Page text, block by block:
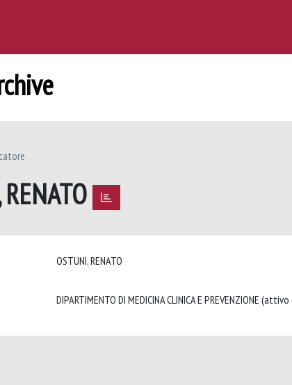
OSTUNI, RENATO
DIPARTIMENTO DI MEDICINA CLINICA E PREVENZIONE